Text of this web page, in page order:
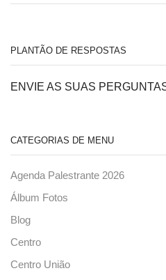
PLANTÃO DE RESPOSTAS
ENVIE AS SUAS
CATEGORIAS DE MENU
Agenda Palestrante 2026
Álbum Fotos
Blog
Centro
Centro União